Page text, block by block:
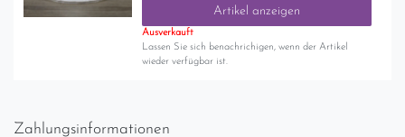
Artikel anzeigen
Ausverkauft
Lassen Sie sich benachrichigen, wenn der Artikel
wieder verfügbar ist.
Zahlungsinformationen